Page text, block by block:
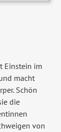
Einstein im
macht
Schön
die
von